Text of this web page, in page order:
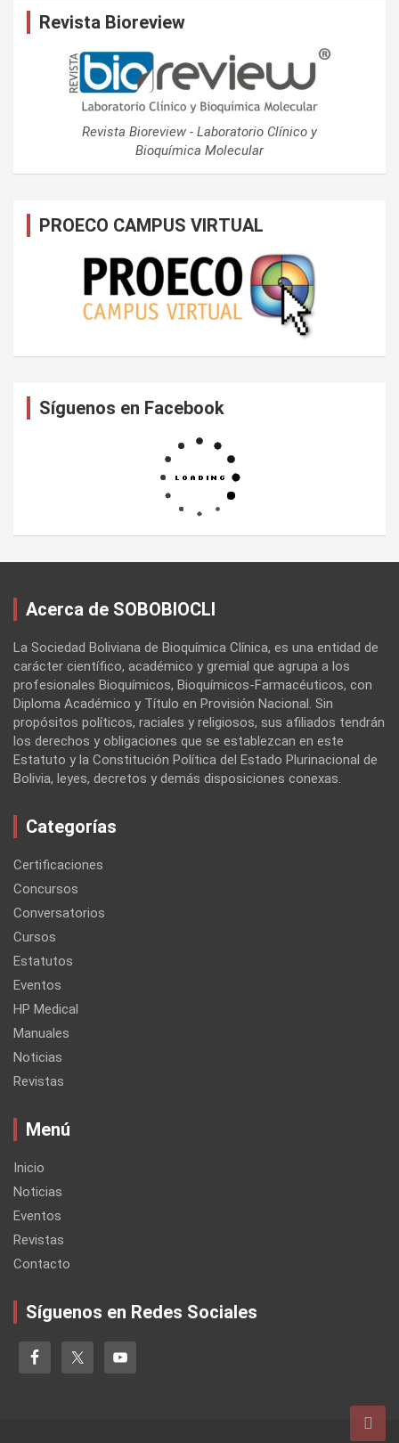
Revista Bioreview
Revista Bioreview - Laboratorio Clínico y
Bioquímica Molecular
PROECO CAMPUS VIRTUAL
Síguenos en Facebook
Acerca de SOBOBIOCLI
La Sociedad Boliviana de Bioquímica Clínica, es una entidad de
carácter científico, académico y gremial que agrupa a los
profesionales Bioquímicos, Bioquímicos-Farmacéuticos, con
Diploma Académico y Título en Provisión Nacional. Sin
propósitos políticos, raciales y religiosos, sus afiliados tendrán
los derechos y obligaciones que se establezcan en este
Estatuto y la Constitución Política del Estado Plurinacional de
Bolivia, leyes, decretos y demás disposiciones conexas.
Categorías
Certificaciones
Concursos
Conversatorios
Cursos
Estatutos
Eventos
HP Medical
Manuales
Noticias
Revistas
Menú
Inicio
Noticias
Eventos
Revistas
Contacto
Síguenos en Redes Sociales